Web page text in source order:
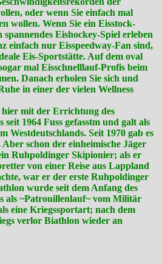
oder wenn Sie einfach mal
wollen. Wenn Sie ein Eisstock-
Eishockey-Spiel erleben
einfach nur Eisspeedway-Fan sind,
Eis-Sportstätte. Auf dem oval
mal Eisschnelllauf-Profis beim
Danach erholen Sie sich und
in einer der vielen Wellness
mit der Errichtung des
1964 Fuss gefasstm und galt als
Westdeutschlands. Seit 1970 gab es
schon der einheimische Jäger
Ruhpoldinger Skipionier; als er
von einer Reise aus Lappland
war er der erste Ruhpoldinger
wurde seit dem Anfang des
als ~Patrouillenlauf~ vom Militär
eine Kriegssportart; nach dem
verlor Biathlon wieder an